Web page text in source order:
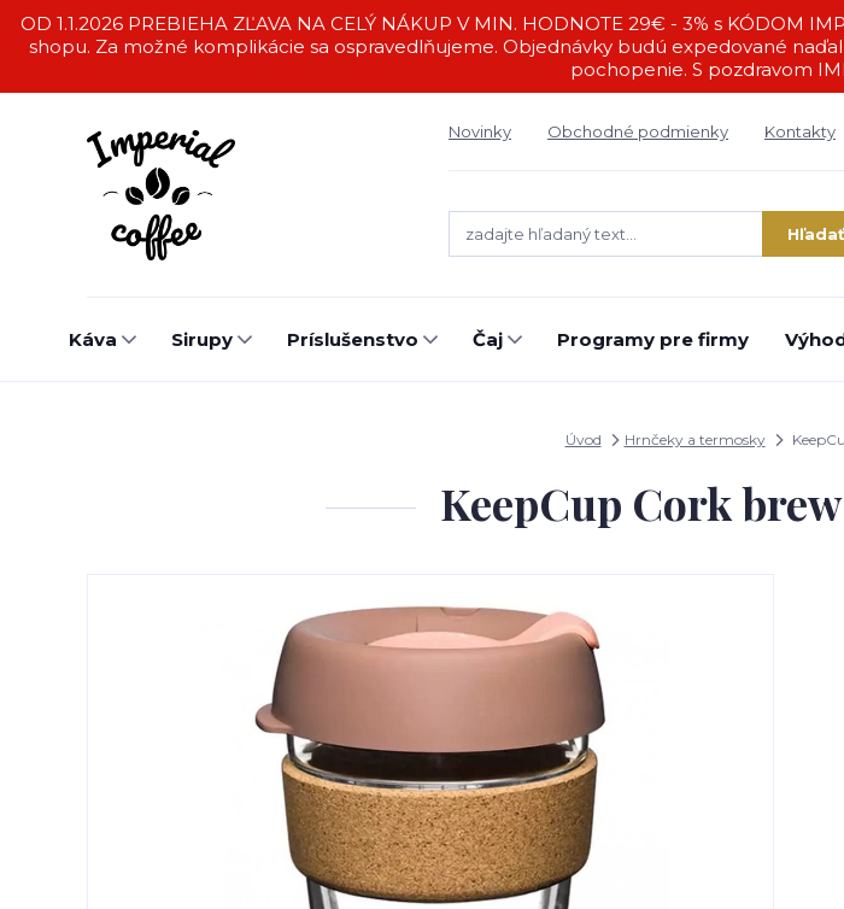
OD 1.1.2026 PREBIEHA ZĽAVA NA CELÝ NÁKUP V MIN. HODNOTE 29€ - 3% s
shopu. Za možné komplikácie sa ospravedlňujeme. Objednávky budú expedované
pochopenie. S pozdravom
Novinky Obchodné podmienky Kontakty
Hľadať
Káva Sirupy Príslušenstvo Čaj Programy pre firmy
Úvod Hrnčeky a termosky
KeepCup Cork